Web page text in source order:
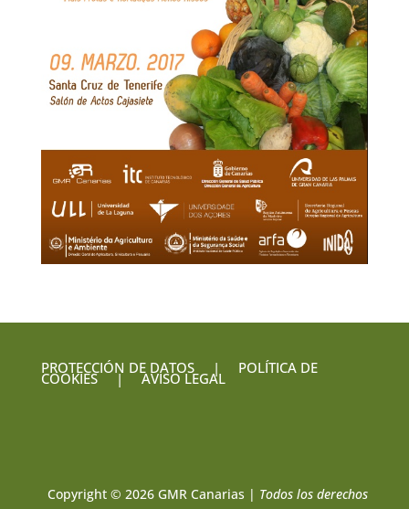
PROTECCIÓN DE DATOS| POLÍTICA DE
COOKIES|AVISO LEGAL
Copyright © 2026 GMR Canarias | Todos los derechos